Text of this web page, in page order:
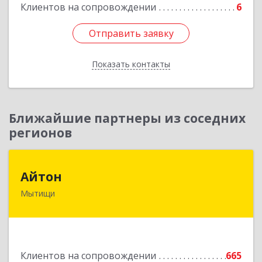
Клиентов на сопровождении 6
Отправить заявку
Показать контакты
Отправить заявку
Назад
Ближайшие партнеры из соседних
регионов
Айтон
Мытищи
Клиентов на сопровождении 665